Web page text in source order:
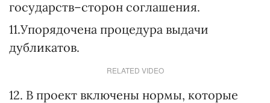
государств–сторон соглашения.
11.Упорядочена процедура выдачи
дубликатов.
RELATED VIDEO
12. В проект включены нормы, которые